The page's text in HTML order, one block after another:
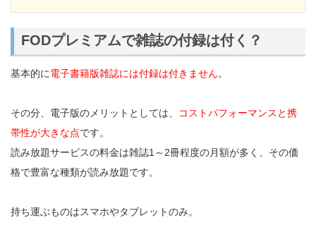
FODプレミアムで雑誌の付録は付く？
基本的に電子書籍版雑誌には付録は付きません。
その分、電子版のメリットとしては、
コストパフォーマンスと携
帯性が大きな点です。
読み放題サービスの料金は雑誌1～2冊程度の月額が多く、その価
格で豊富な種類が読み放題です。
持ち運ぶものはスマホやタブレットのみ。